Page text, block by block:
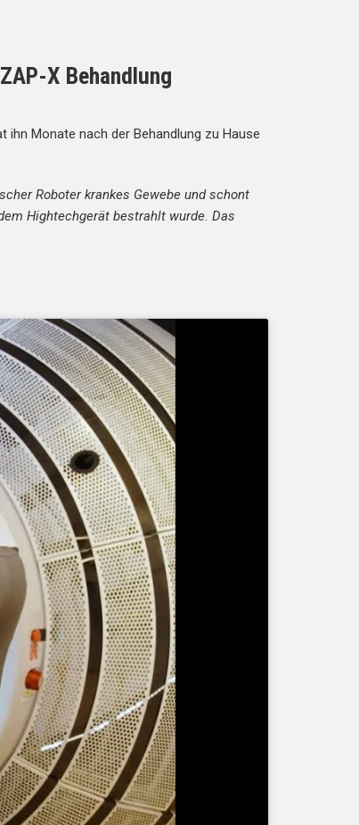
X Behandlung
ihn Monate nach der Behandlung zu Hause
Roboter krankes Gewebe und schont
Hightechgerät bestrahlt wurde. Das